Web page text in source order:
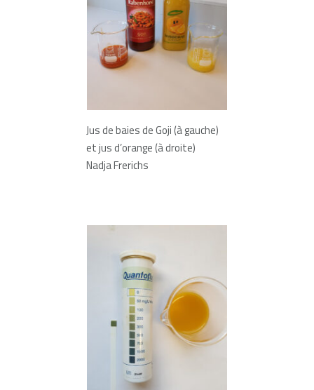
Jus de baies de Goji (à gauche)
et jus d’orange (à droite)
Nadja Frerichs